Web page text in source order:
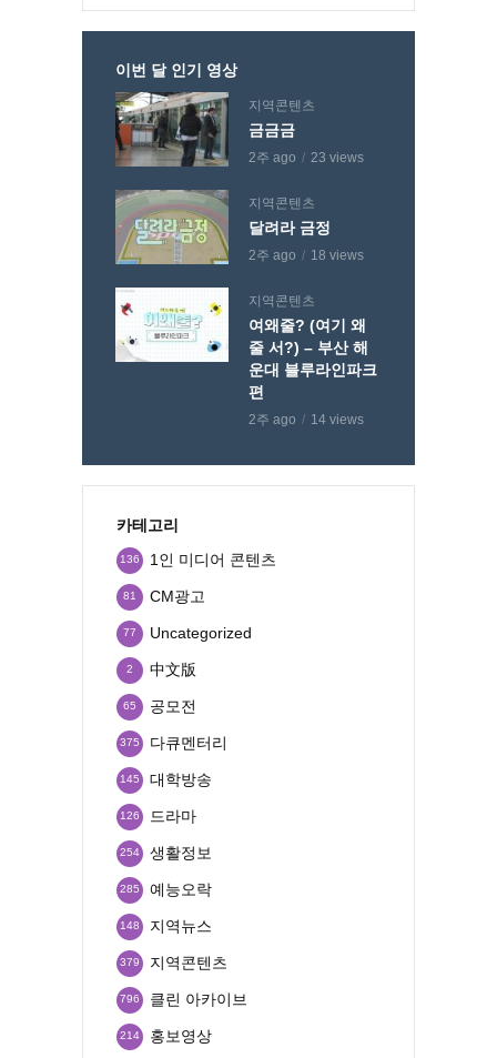
이번 달 인기 영상
지역콘텐츠
금금금
2주 ago 23 views
지역콘텐츠
달려라 금정
2주 ago 18 views
지역콘텐츠
여왜줄? (여기 왜
줄 서?) – 부산 해
운대 블루라인파크
편
2주 ago 14 views
카테고리
1인 미디어 콘텐츠
136
CM광고
81
Uncategorized
77
中文版
2
공모전
65
다큐멘터리
375
대학방송
145
드라마
126
생활정보
254
예능오락
285
지역뉴스
148
지역콘텐츠
379
클린 아카이브
796
홍보영상
214